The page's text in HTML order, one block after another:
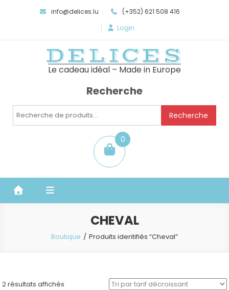
info@delices.lu (+352) 621 508 416
Login
DELICES
Le cadeau idéal – Made in Europe
Recherche
Recherche
Recherche
0
item
CHEVAL
Boutique Produits identifiés “Cheval”
2 résultats affichés